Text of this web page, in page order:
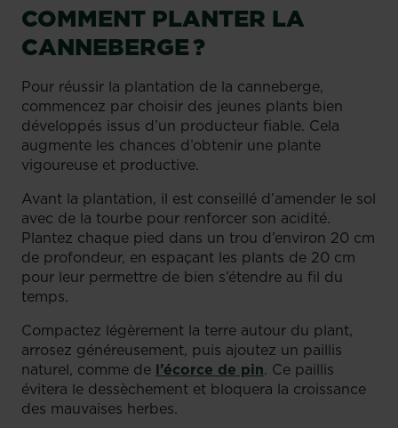
COMMENT PLANTER LA
CANNEBERGE ?
Pour réussir la plantation de la canneberge,
commencez par choisir des jeunes plants bien
développés issus d’un producteur fiable. Cela
augmente les chances d’obtenir une plante
vigoureuse et productive.
Avant la plantation, il est conseillé d’amender le sol
avec de la tourbe pour renforcer son acidité.
Plantez chaque pied dans un trou d’environ 20 cm
de profondeur, en espaçant les plants de 20 cm
pour leur permettre de bien s’étendre au fil du
temps.
Compactez légèrement la terre autour du plant,
arrosez généreusement, puis ajoutez un paillis
naturel, comme de l’écorce de pin. Ce paillis
évitera le dessèchement et bloquera la croissance
des mauvaises herbes.